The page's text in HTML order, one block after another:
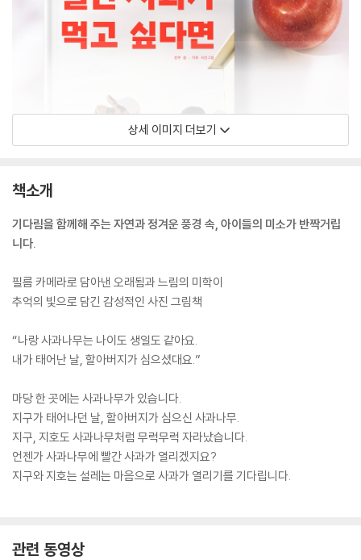
상세 이미지 더보기
책소개
기다림을 함께해 주는 자연과 정겨운 풍경 속, 아이들의 미소가 반짝거립
니다.
필름 카메라로 담아낸 오래됨과 느림의 미학이
추억의 빛으로 담긴 감성적인 사진 그림책
“나랑 사과나무는 나이도 생일도 같아요.
내가 태어난 날, 할아버지가 심으셨대요.”
마당 한 곳에는 사과나무가 있습니다.
지구가 태어나던 날, 할아버지가 심으신 사과나무.
지구, 지호도 사과나무처럼 무럭무럭 자라났습니다.
언젠가 사과나무에 빨간 사과가 열리겠지요?
지구와 지호는 설레는 마음으로 사과가 열리기를 기다립니다.
관련 동영상